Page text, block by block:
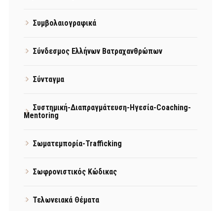
Συμβολαιογραφικά
Σύνδεσμος Ελλήνων Βατραχανθρώπων
Σύνταγμα
Συστημική-Διαπραγμάτευση-Ηγεσία-Coaching-
Mentoring
Σωματεμπορία-Trafficking
Σωφρονιστικός Κώδικας
Τελωνειακά Θέματα